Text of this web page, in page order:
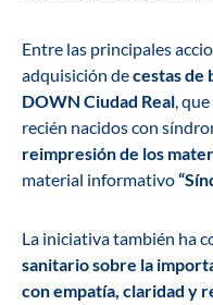
Entre las principales
adquisición decestas de
DOWN Ciudad Real,
recién nacidos con
reimpresión de los
material informativo
La iniciativa también ha
sanitario sobre la
con empatía, claridad y